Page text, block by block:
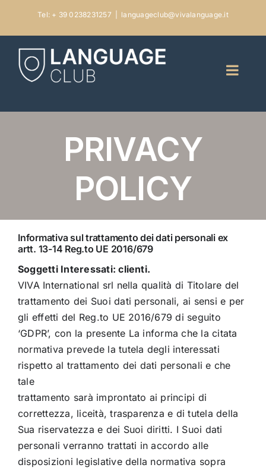
content
Tel: + 39 0238231257 languageclub@vivalanguage.it
PRIVACY
POLICY
Informativa sul trattamento dei dati personali ex
artt. 13-14 Reg.to UE 2016/679
Soggetti Interessati: clienti.
VIVA International srl nella qualità di Titolare del
trattamento dei Suoi dati personali, ai sensi e per
gli effetti del Reg.to UE 2016/679 di seguito
‘GDPR’, con la presente La informa che la citata
normativa prevede la tutela degli interessati
rispetto al trattamento dei dati personali e che
tale
trattamento sarà improntato ai principi di
correttezza, liceità, trasparenza e di tutela della
Sua riservatezza e dei Suoi diritti. I Suoi dati
personali verranno trattati in accordo alle
disposizioni legislative della normativa sopra